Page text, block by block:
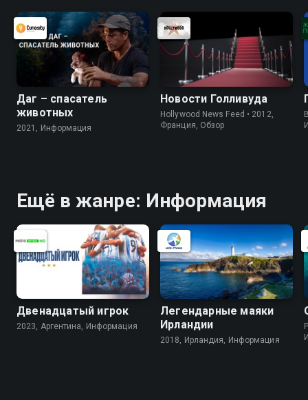
Даг – спасатель
животных
2021, Информация
Новости Голливуда
Hollywood News Feed • 2012,
Франция, Обзор
Ещё в жанре: Информация
Двенадцатый игрок
2023, Аргентина, Информация
Легендарные маяки
Ирландии
2018, Ирландия, Информация